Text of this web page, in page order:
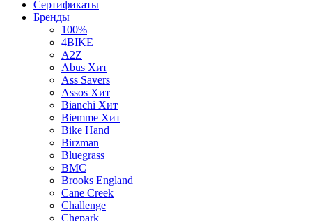
Сертификаты
Бренды
100%
4BIKE
A2Z
Abus Хит
Ass Savers
Assos Хит
Bianchi Хит
Biemme Хит
Bike Hand
Birzman
Bluegrass
BMC
Brooks England
Cane Creek
Challenge
Chepark